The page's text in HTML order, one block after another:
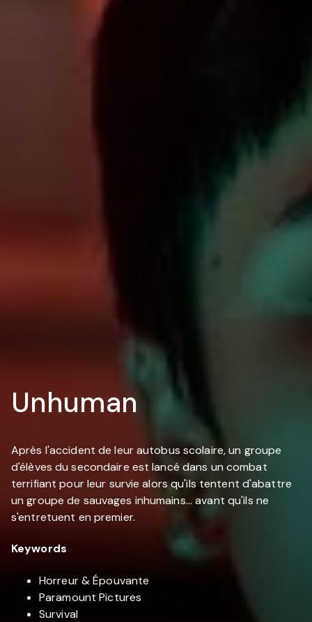
Unhuman
Après l'accident de leur autobus scolaire, un groupe
d'élèves du secondaire est lancé dans un combat
terrifiant pour leur survie alors qu'ils tentent d'abattre
un groupe de sauvages inhumains... avant qu'ils ne
s'entretuent en premier.
Keywords
Horreur & Épouvante
Paramount Pictures
Survival